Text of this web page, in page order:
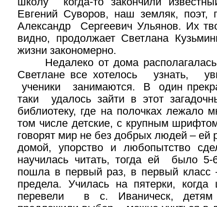
Евгений Суворов, наш земляк, поэт,
Александр Сергеевич Ульянов. Их
видно, продолжает Светлана
жизни закономерно.
Недалеко от дома располагалась
Светлане все хотелось узнать,
ученики занимаются. В один
таки удалось зайти в этот
библиотеку, где на полочках лежало
том числе детские, с крупным
говорят мир не без добрых людей – ей
домой, упорство и любопытство
научилась читать, тогда ей было
пошла в первый раз, в первый класс
предела. Училась на пятерки,
перевели в с. Иваническ,